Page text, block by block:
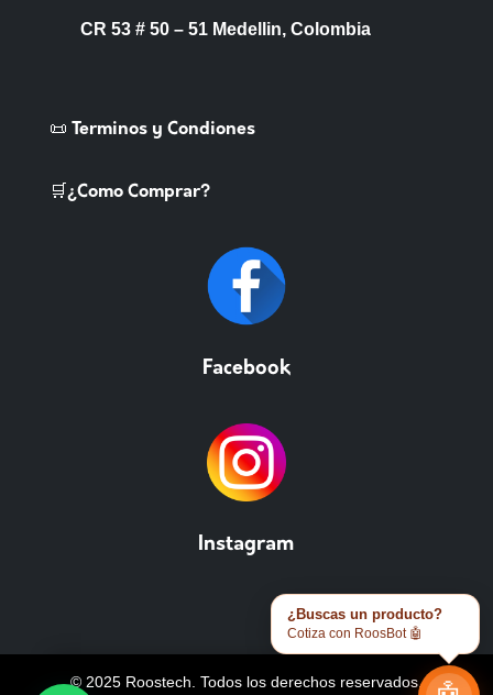
CR 53 # 50 – 51 Medellin, Colombia
📜 Terminos y Condiones
🛒¿Como Comprar?
Facebook
Instagram
© 2025 Roostech. Todos los derechos reservados.
¿Buscas un producto?
Cotiza con RoosBot 🤖